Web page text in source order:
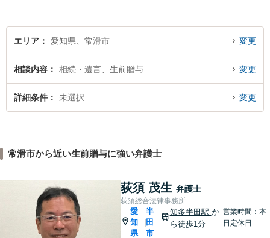
エリア 愛知県、常滑市 変更
相談内容 相続・遺言、生前贈与 変更
詳細条件 未選択 変更
常滑市から近い生前贈与に強い弁護士
荻須 茂生 弁護士
荻須総合法律事務所
愛
知
県
半
田
市
知多半田駅 か
ら徒歩1分
営業時間：本
日定休日